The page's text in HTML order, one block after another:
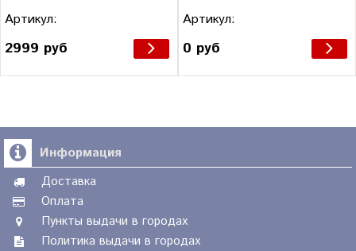
Артикул:
2999 руб
Артикул:
0 руб
Информация
Доставка
Оплата
Пункты выдачи в городах
Политика выдачи в городах